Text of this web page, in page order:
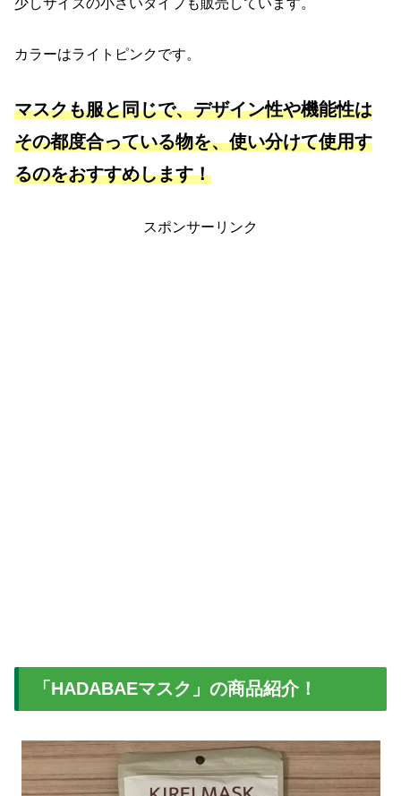
少しサイズの小さいタイプも販売しています。
カラーはライトピンクです。
マスクも服と同じで、デザイン性や機能性は
その都度合っている物を、使い分けて使用す
るのをおすすめします！
スポンサーリンク
「HADABAEマスク」の商品紹介！